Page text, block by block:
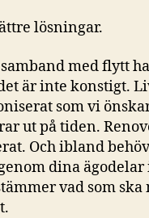
lösningar.
med flytt
är inte konstigt.
som vi
ut på tiden.
Och ibland
dina ägodelar
vad som